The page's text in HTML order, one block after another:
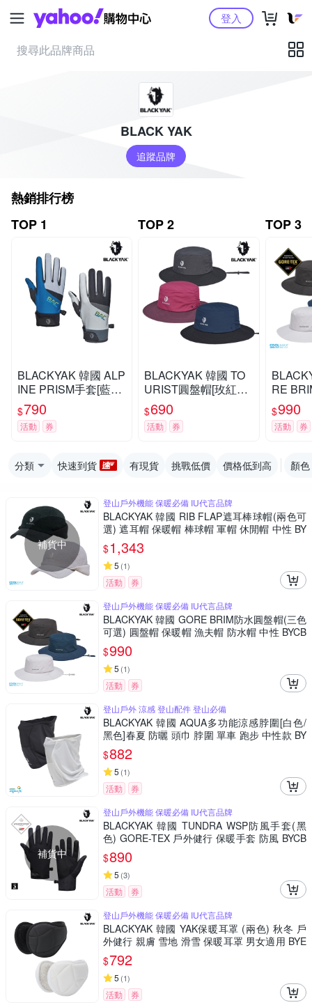
Yahoo購物中心登入
BLACK YAK
追蹤品牌
熱銷排行榜
TOP 1
BLACKYAK 韓國 ALP
INE PRISM手套[藍色/
淺卡其]春夏 防曬手套
運動手套 中性款 BYC
B1NAN01
$790
活動 券
TOP 2
BLACKYAK 韓國 TO
URIST圓盤帽[玫紅色/
碳灰/海軍藍]BYBB2N
AF03 秋冬 遮陽帽 圓
盤帽 保暖帽 中性款
$690
活動 券
TOP 3
RE
(三色
暖帽 漁
性
$990
活動 券
分類 快速到貨 有現貨 挑戰低價 價格低到高 顏色
補貨中
登山戶外機能 保暖必備 IU代言品牌
BLACKYAK 韓國 RIB FLAP遮耳棒球帽(兩色可
選) 遮耳帽 保暖帽 棒球帽 軍帽 休閒帽 中性 BY
DB2NAG04
$1,343
5 (1)
活動
券
登山戶外機能 保暖必備 IU代言品牌
BLACKYAK 韓國 GORE BRIM防水圓盤帽(三色
可選) 圓盤帽 保暖帽 漁夫帽 防水帽 中性 BYCB
2NAH01
$990
5 (1)
活動
券
登山戶外 涼感 登山配件 登山必備
BLACKYAK 韓國 AQUA多功能涼感脖圍[白色/
黑色]春夏 防曬 頭巾 脖圍 單車 跑步 中性款 BY
DB1NAP01
$882
5 (1)
活動 券
補貨中
登山戶外機能 保暖必備 IU代言品牌
BLACKYAK 韓國 TUNDRA WSP防風手套(黑
色) GORE-TEX 戶外健行 保暖手套 防風 BYCB
2NAN02
$890
5 (3)
活動
券
登山戶外機能 保暖必備 IU代言品牌
BLACKYAK 韓國 YAK保暖耳罩 (兩色) 秋冬 戶
外健行 親膚 雪地 滑雪 保暖耳罩 男女適用 BYE
B2NAW01
$792
5 (1)
活動 券